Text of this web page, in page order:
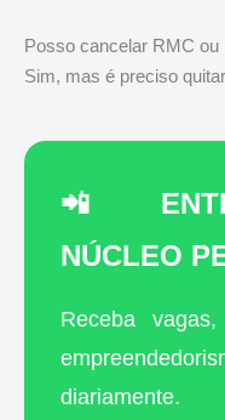
Posso cancelar RMC ou
Sim, mas é preciso
📲
NÚCLEO
Receba
diariamente.